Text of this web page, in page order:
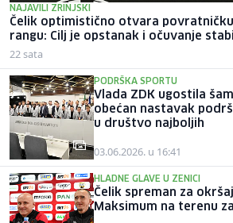
NAJAVILI ZRINJSKI
Čelik optimistično otvara
rangu: Cilj je opstanak i očuvanje
22 sata
PODRŠKA SPORTU
Vlada ZDK ugostila
obećan nastavak
u društvo najboljih
03.06.2026. u 16:41
HLADNE GLAVE U ZENICI
Čelik spreman za
Maksimum na terenu